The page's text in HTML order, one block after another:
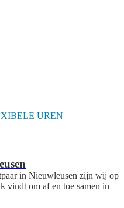
UREN
in Nieuwleusen zijn wij op
vindt om af en toe samen in